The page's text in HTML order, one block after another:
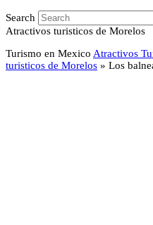
Search
Atractivos turisticos de Morelos
Turismo en Mexico Atractivos
turisticos de Morelos » Los